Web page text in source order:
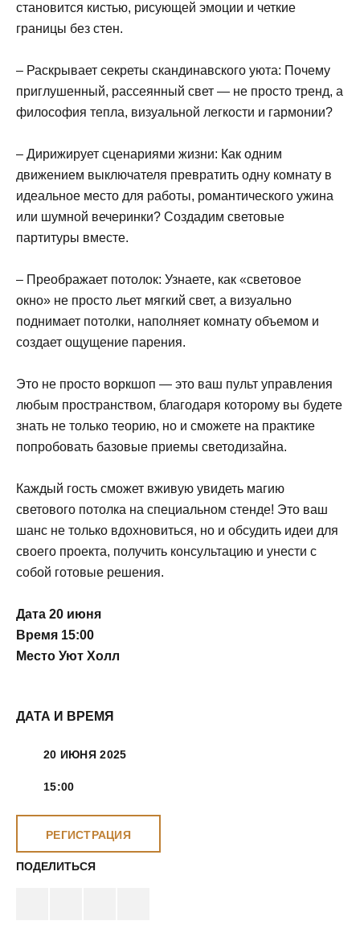
становится кистью, рисующей эмоции и четкие
границы без стен.
– Раскрывает секреты скандинавского уюта: Почему
приглушенный, рассеянный свет — не просто тренд, а
философия тепла, визуальной легкости и гармонии?
– Дирижирует сценариями жизни: Как одним
движением выключателя превратить одну комнату в
идеальное место для работы, романтического ужина
или шумной вечеринки? Создадим световые
партитуры вместе.
– Преображает потолок: Узнаете, как «световое
окно» не просто льет мягкий свет, а визуально
поднимает потолки, наполняет комнату объемом и
создает ощущение парения.
Это не просто воркшоп — это ваш пульт управления
любым пространством, благодаря которому вы будете
знать не только теорию, но и сможете на практике
попробовать базовые приемы светодизайна.
Каждый гость сможет вживую увидеть магию
светового потолка на специальном стенде! Это ваш
шанс не только вдохновиться, но и обсудить идеи для
своего проекта, получить консультацию и унести с
собой готовые решения.
Дата 20 июня
Время 15:00
Место Уют Холл
ДАТА И ВРЕМЯ
20 ИЮНЯ 2025
15:00
РЕГИСТРАЦИЯ
ПОДЕЛИТЬСЯ